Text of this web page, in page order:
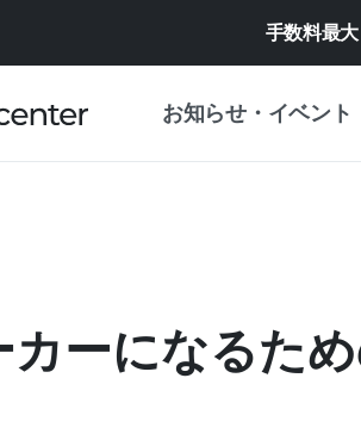
手数料最大
お知らせ・イベント
企画展カレンダー
ーになるた